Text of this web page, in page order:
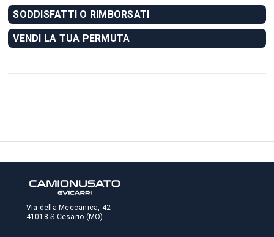
SODDISFATTI O RIMBORSATI
VENDI LA TUA PERMUTA
Via della Meccanica, 42
41018 S.Cesario (MO)